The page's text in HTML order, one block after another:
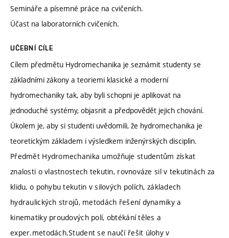
Semináře a písemné práce na cvičeních.
Účast na laboratorních cvičeních.
UČEBNÍ CÍLE
Cílem předmětu Hydromechanika je seznámit studenty se
základními zákony a teoriemi klasické a moderní
hydromechaniky tak, aby byli schopni je aplikovat na
jednoduché systémy, objasnit a předpovědět jejich chování.
Úkolem je, aby si studenti uvědomili, že hydromechanika je
teoretickým základem i výsledkem inženýrských disciplin.
Předmět Hydromechanika umožňuje studentům získat
znalosti o vlastnostech tekutin, rovnováze sil v tekutinách za
klidu, o pohybu tekutin v silových polích, základech
hydraulických strojů, metodách řešení dynamiky a
kinematiky proudových polí, obtékání těles a
exper.metodách.Student se naučí řešit úlohy v